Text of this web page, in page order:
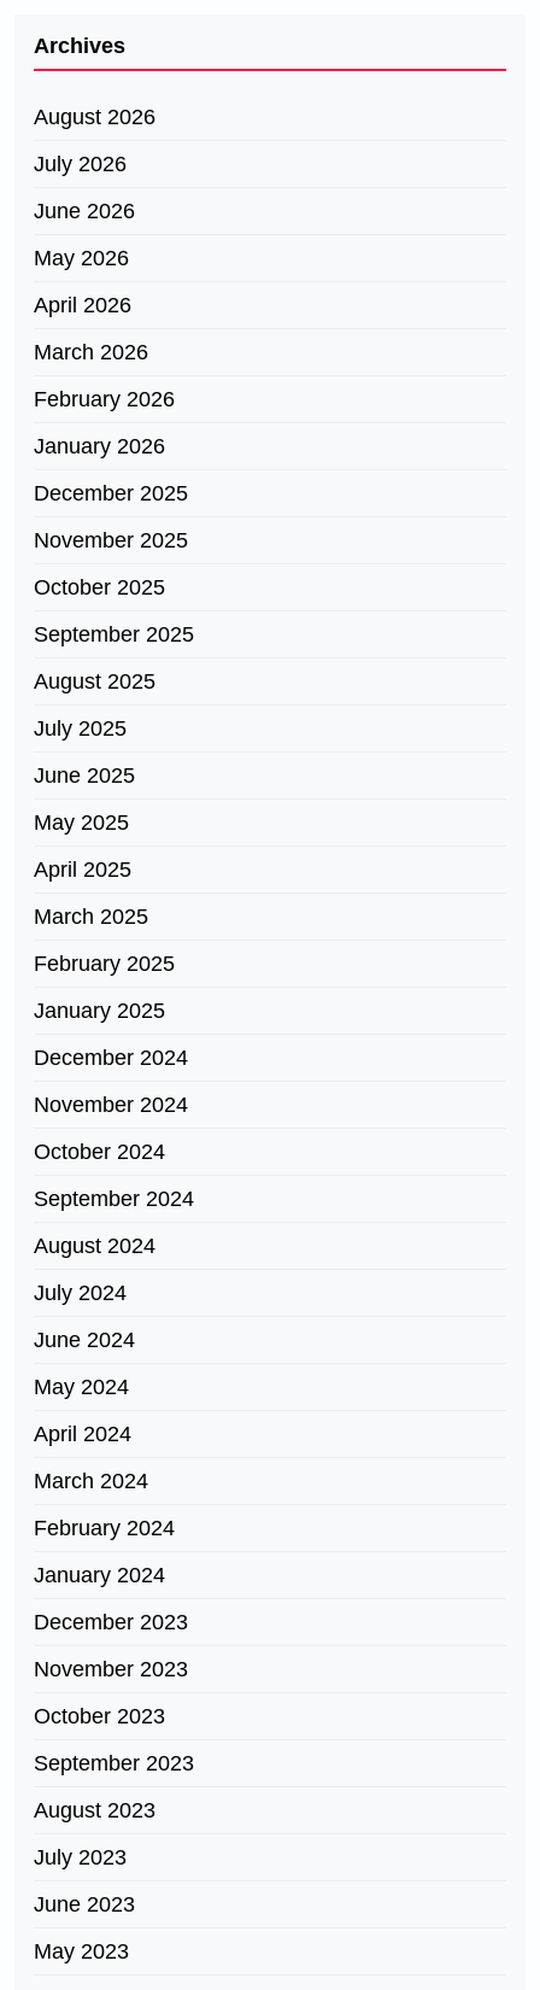
Archives
August 2026
July 2026
June 2026
May 2026
April 2026
March 2026
February 2026
January 2026
December 2025
November 2025
October 2025
September 2025
August 2025
July 2025
June 2025
May 2025
April 2025
March 2025
February 2025
January 2025
December 2024
November 2024
October 2024
September 2024
August 2024
July 2024
June 2024
May 2024
April 2024
March 2024
February 2024
January 2024
December 2023
November 2023
October 2023
September 2023
August 2023
July 2023
June 2023
May 2023